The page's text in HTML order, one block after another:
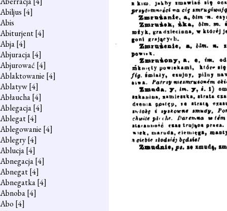
Abiljus [4]
Abis
Abiturjent[4]
Abja[4]
Abjuracja[4]
Abjurować [4]
Ablaktowanie [4]
Ablatyw[4]
Abłaucha[4]
Ablegacja[4]
Ablegat[4]
Ablegowanie [4]
Ablegry[4]
Ablucja[4]
Abnegacja[4]
Abnegat[4]
Abnegatka[4]
Abnoba[4]
Abo [4]